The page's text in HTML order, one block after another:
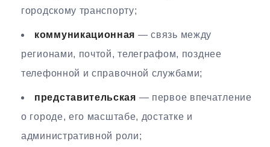
городскому транспорту;
коммуникационная — связь между
регионами, почтой, телеграфом, позднее
телефонной и справочной службами;
представительская — первое впечатление
о городе, его масштабе, достатке и
административной роли;